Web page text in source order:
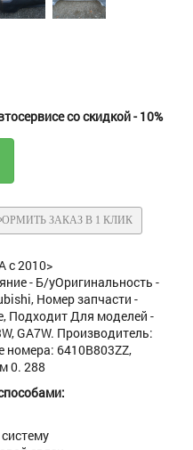
со скидкой - 10%
ЗАКАЗ В 1 КЛИК
c 2010>
- Б/уОригинальность -
Номер запчасти -
Подходит Для моделей -
GA7W. Производитель:
6410B803ZZ,
0. 288